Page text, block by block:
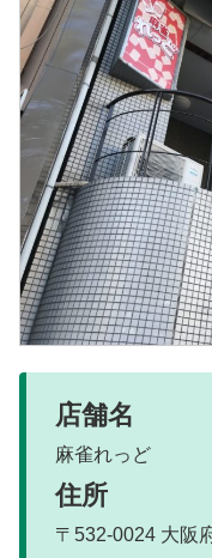
店舗名
麻雀れっど
住所
〒532-0024 大阪